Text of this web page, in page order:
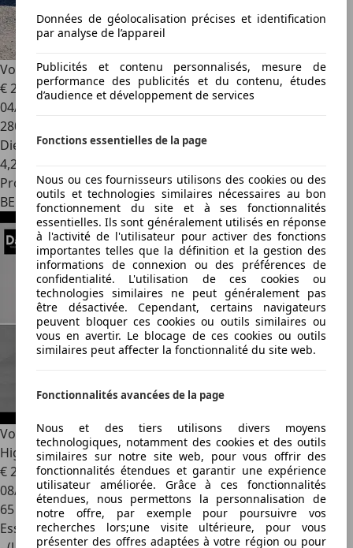
Données de géolocalisation précises et identification
par analyse de l’appareil
Publicités et contenu personnalisés, mesure de
performance des publicités et du contenu, études
d’audience et développement de services
Fonctions essentielles de la page
Nous ou ces fournisseurs utilisons des cookies ou des
outils et technologies similaires nécessaires au bon
fonctionnement du site et à ses fonctionnalités
essentielles. Ils sont généralement utilisés en réponse
à l'activité de l'utilisateur pour activer des fonctions
importantes telles que la définition et la gestion des
informations de connexion ou des préférences de
confidentialité. L'utilisation de ces cookies ou
technologies similaires ne peut généralement pas
être désactivée. Cependant, certains navigateurs
peuvent bloquer ces cookies ou outils similaires ou
vous en avertir. Le blocage de ces cookies ou outils
similaires peut affecter la fonctionnalité du site web.
Fonctionnalités avancées de la page
Nous et des tiers utilisons divers moyens
technologiques, notamment des cookies et des outils
similaires sur notre site web, pour vous offrir des
fonctionnalités étendues et garantir une expérience
utilisateur améliorée. Grâce à ces fonctionnalités
étendues, nous permettons la personnalisation de
notre offre, par exemple pour poursuivre vos
recherches lors;une visite ultérieure, pour vous
présenter des offres adaptées à votre région ou pour
Volkswagen PoloPolo 1.6 CR TDi DPF
€ 2 299
04/2010
280 515 km
Diesel
4,2 l/100 km (mixte)
Professionnel
BE 1910
Volkswagen Tiguan Allspace
2.0 TSI 190 pk DSG - 4Motion -
Highline
€ 21 995
08/2018
65 816 km
Essence